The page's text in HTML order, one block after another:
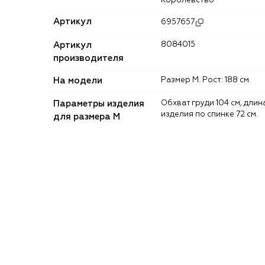
Артикул 6957657
Артикул
производителя
8084015
На модели Размер M. Рост: 188 см.
Параметры изделия
для размера M
Обхват груди 104 см, длина
изделия по спинке 72 см.